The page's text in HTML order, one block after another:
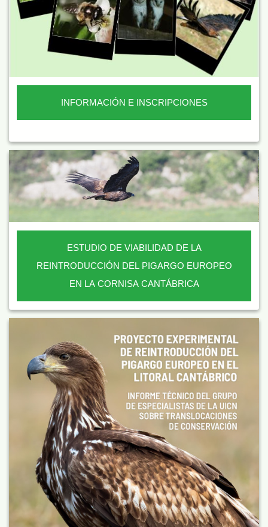
INFORMACIÓN E INSCRIPCIONES
ESTUDIO DE VIABILIDAD DE LA
REINTRODUCCIÓN DEL PIGARGO EUROPEO
EN LA CORNISA CANTÁBRICA